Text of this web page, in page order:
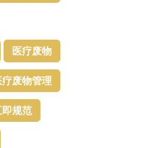
医疗废物
疗废物管理
规范